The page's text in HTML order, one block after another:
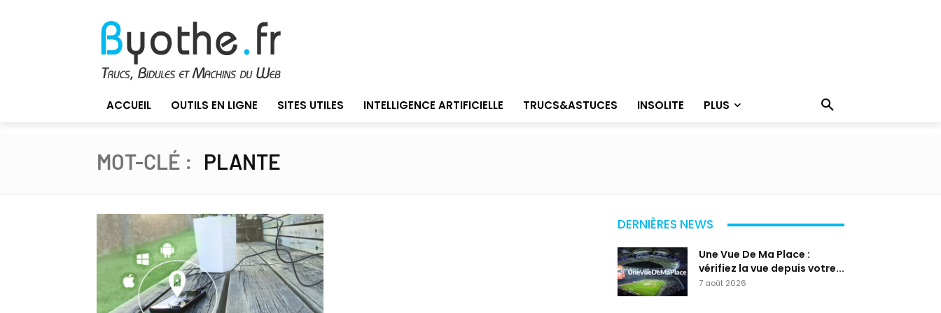
ACCUEIL OUTILS EN LIGNE SITES UTILES INTELLIGENCE ARTIFICIELLE TRUCS&ASTUCES INSOLITE PLUS
MOT-CLÉ : PLANTE
DERNIÈRES NEWS
Une Vue De Ma Place :
vérifiez la vue depuis votre...
7 août 2026